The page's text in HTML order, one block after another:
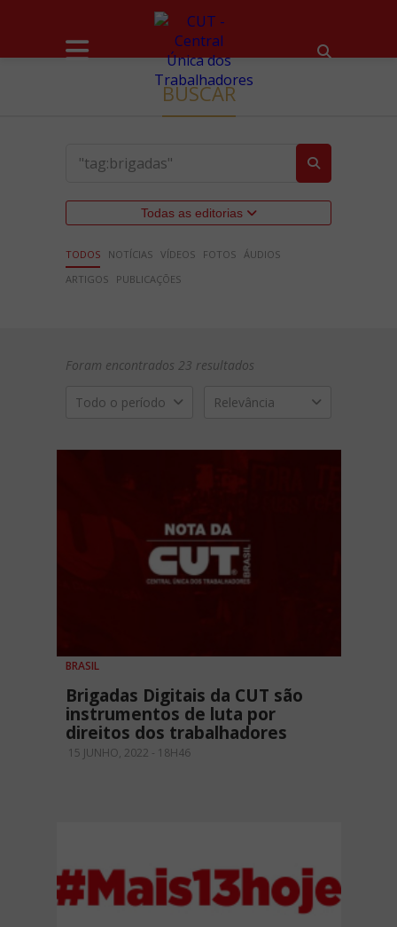
BUSCAR
Todas as editorias
TODOS NOTÍCIAS VÍDEOS FOTOS ÁUDIOS
ARTIGOS
PUBLICAÇÕES
Foram encontrados 23 resultados
Todo o período Relevância
BRASIL
Brigadas Digitais da CUT são
instrumentos de luta por
direitos dos trabalhadores
15 JUNHO, 2022 - 18H46